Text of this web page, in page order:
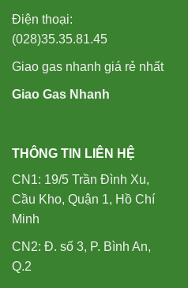
Điện thoại:
(028)35.35.81.45
Giao gas nhanh giá rẻ nhất
Giao Gas Nhanh
THÔNG TIN LIÊN HỆ
CN1: 19/5 Trần Đình Xu,
Cầu Kho, Quận 1, Hồ Chí
Minh
CN2: Đ. số 3, P. Bình An,
Q.2